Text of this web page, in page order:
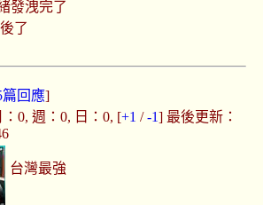
發洩完了
了
篇回應]
0, 週：0, 日：0, [+1 /-1] 最後更新：
台灣最強